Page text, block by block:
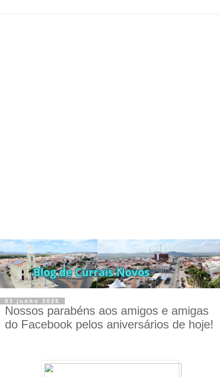
03 junho 2026
Nossos parabéns aos amigos e amigas
do Facebook pelos aniversários de hoje!